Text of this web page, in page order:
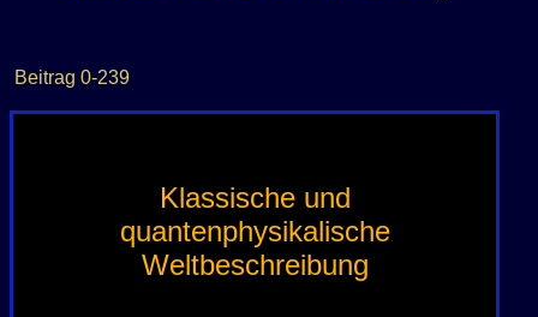
Beitrag 0-239
Klassische und
quantenphysikalische
Weltbeschreibung